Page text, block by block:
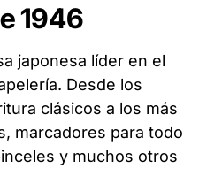
1946
japonesa líder en el
Desde los
clásicos a los más
marcadores para todo
y muchos otros